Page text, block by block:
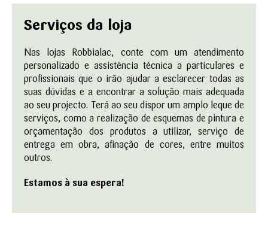
Serviços da loja
Nas lojas Robbialac, conte com um atendimento
personalizado e assistência técnica a particulares e
profissionais que o irão ajudar a esclarecer todas as
suas dúvidas e a encontrar a solução mais adequada
ao seu projecto. Terá ao seu dispor um amplo leque de
serviços, como a realização de esquemas de pintura e
orçamentação dos produtos a utilizar, serviço de
entrega em obra, afinação de cores, entre muitos
outros.
Estamos à sua espera!